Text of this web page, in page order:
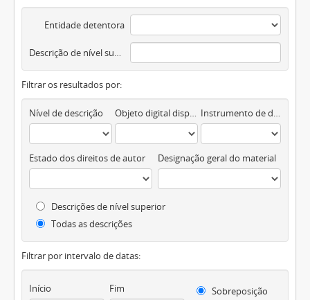
Entidade detentora
Descrição de nível superior
Filtrar os resultados por:
Nível de descrição Objeto digital disponível Instrumento de descrição documental
Estado dos direitos de autor Designação geral do material
Descrições de nível superior
Todas as descrições
Filtrar por intervalo de datas:
Início Fim
Sobreposição